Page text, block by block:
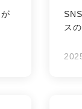
ス